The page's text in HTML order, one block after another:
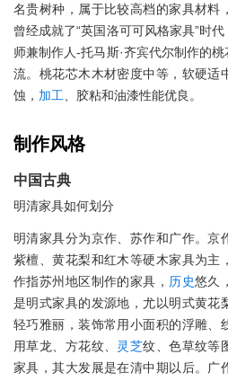
名贵树种，属于比较高档的家具材料
曾经成就了“英国洛可可风格家具”时
师兼制作人-托马斯·齐宾代尔制作的
流。桃花芯木木材密度中等，软硬适
蚀， 加工、胶粘和油漆性能优良。
制作风格
中国古典
明清家具如何划分
明清家具分为京作、苏作和广作。京
紫檀、黄花梨和红木等硬木家具为主
作指苏州地区制作的家具， 历史悠久
是明式家具的发源地，尤以明式黄花
轻巧雅丽，装饰常用小面积的浮雕、
用草龙、方花纹、 灵芝纹、色草纹等
家具，其大发展是在清中期以后。广